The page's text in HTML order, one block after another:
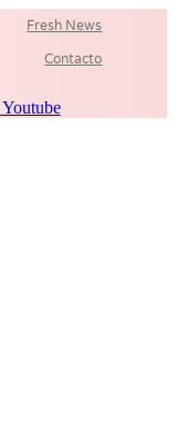
Fresh News
Contacto
Youtube